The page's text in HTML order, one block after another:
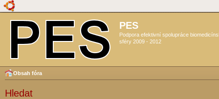
PES
Podpora efektivní spolupráce
sféry 2009 - 2012
Obsah fóra
Hledat